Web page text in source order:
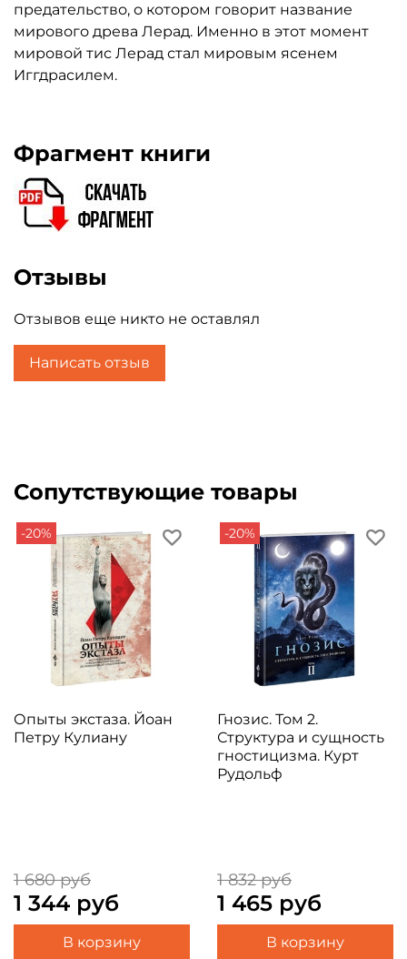
предательство, о котором говорит название
мирового древа Лерад. Именно в этот момент
мировой тис Лерад стал мировым ясенем
Иггдрасилем.
Фрагмент книги
Отзывы
Отзывов еще никто не оставлял
Написать отзыв
Сопутствующие товары
-20%
Опыты экстаза. Йоан
Петру Кулиану
1 680 руб
1 344 руб
В корзину
-20%
Гнозис. Том 2.
Структура и сущность
гностицизма. Курт
Рудольф
1 832 руб
1 465 руб
В корзину